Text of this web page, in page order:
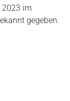
2023 im
gegeben.